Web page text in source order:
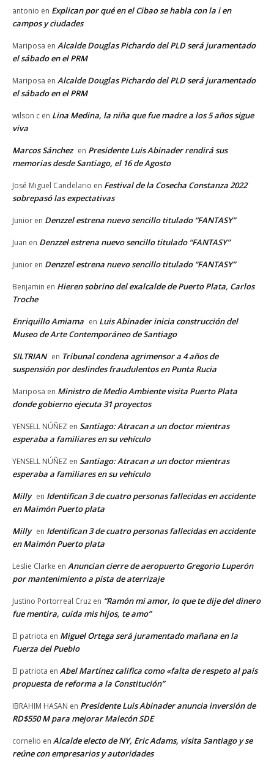
antonio en Explican por qué en el Cibao se habla con la i en
campos y ciudades
Mariposa en Alcalde Douglas Pichardo del PLD será juramentado
el sábado en el PRM
Mariposa en Alcalde Douglas Pichardo del PLD será juramentado
el sábado en el PRM
wilson c en Lina Medina, la niña que fue madre a los 5 años sigue
viva
Marcos Sánchez en Presidente Luis Abinader rendirá sus
memorias desde Santiago, el 16 de Agosto
José Miguel Candelario en Festival de la Cosecha Constanza 2022
sobrepasó las expectativas
Junior en Denzzel estrena nuevo sencillo titulado “FANTASY”
Juan en Denzzel estrena nuevo sencillo titulado “FANTASY”
Junior en Denzzel estrena nuevo sencillo titulado “FANTASY”
Benjamin en Hieren sobrino del exalcalde de Puerto Plata, Carlos
Troche
Enriquillo Amiama en Luis Abinader inicia construcción del
Museo de Arte Contemporáneo de Santiago
SILTRIAN en Tribunal condena agrimensor a 4 años de
suspensión por deslindes fraudulentos en Punta Rucia
Mariposa en Ministro de Medio Ambiente visita Puerto Plata
donde gobierno ejecuta 31 proyectos
YENSELL NÚÑEZ en Santiago: Atracan a un doctor mientras
esperaba a familiares en su vehículo
YENSELL NÚÑEZ en Santiago: Atracan a un doctor mientras
esperaba a familiares en su vehículo
Milly en Identifican 3 de cuatro personas fallecidas en accidente
en Maimón Puerto plata
Milly en Identifican 3 de cuatro personas fallecidas en accidente
en Maimón Puerto plata
Leslie Clarke en Anuncian cierre de aeropuerto Gregorio Luperón
por mantenimiento a pista de aterrizaje
Justino Portorreal Cruz en “Ramón mi amor, lo que te dije del dinero
fue mentira, cuida mis hijos, te amo”
El patriota en Miguel Ortega será juramentado mañana en la
Fuerza del Pueblo
El patriota en Abel Martínez califica como «falta de respeto al país
propuesta de reforma a la Constitución”
IBRAHIM HASAN en Presidente Luis Abinader anuncia inversión de
RD$550 M para mejorar Malecón SDE
cornelio en Alcalde electo de NY, Eric Adams, visita Santiago y se
reúne con empresarios y autoridades